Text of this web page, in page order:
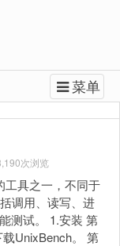
菜单
次浏览
工具之一，不同于
调用、读写、进
测试。 1.安装 第
UnixBench。 第